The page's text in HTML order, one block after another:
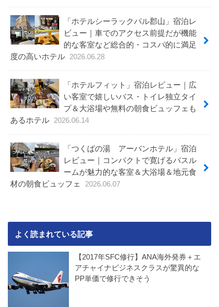
「ホテルシーラックパル郡山」宿泊レ
ビュー｜車でのアクセス前提だが機能
的な客室など総合的・コスパ的に満足
度の高いホテル
2026.06.28
「ホテルフィット」宿泊レビュー｜広
い客室で嬉しいバス・トイレ独立タイ
プ＆大浴場や無料の朝食ビュッフェも
あるホテル
2026.06.14
「つくばの湯 アーバンホテル」宿泊
レビュー｜コンパクトで寛げるバスル
ームが魅力的な客室＆大浴場＆地元食
材の朝食ビュッフェ
2026.06.07
よく読まれている記事
【2017年SFC修行】ANA海外発券＋エ
アチャイナビジネスクラスが驚異的な
PP単価で修行できそう